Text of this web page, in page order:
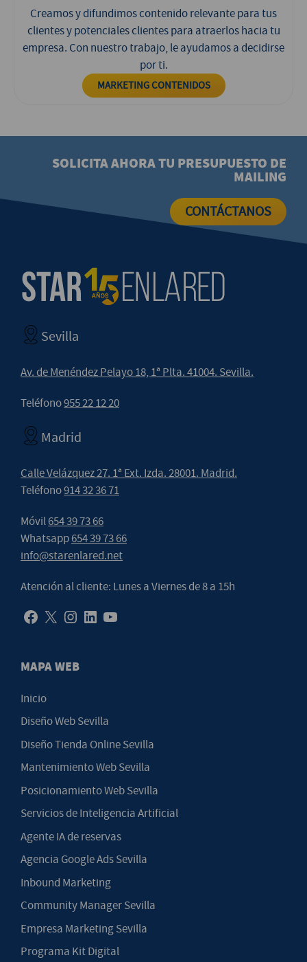
Creamos y difundimos contenido relevante para tus
clientes y potenciales clientes para atraerlos hacia tu
empresa. Con nuestro trabajo, le ayudamos a decidirse
por ti.
MARKETING CONTENIDOS
SOLICITA AHORA TU PRESUPUESTO DE
MAILING
CONTÁCTANOS
Sevilla
Av. de Menéndez Pelayo 18, 1ª Plta. 41004. Sevilla.
Teléfono955 22 12 20
Madrid
Calle Velázquez 27. 1ª Ext. Izda. 28001. Madrid.
Teléfono914 32 36 71
Móvil654 39 73 66
Whatsapp654 39 73 66
info@starenlared.net
Atención al cliente: Lunes a Viernes de 8 a 15h
MAPA WEB
Inicio
Diseño Web Sevilla
Diseño Tienda Online Sevilla
Mantenimiento Web Sevilla
Posicionamiento Web Sevilla
Servicios de Inteligencia Artificial
Agente IA de reservas
Agencia Google Ads Sevilla
Inbound Marketing
Community Manager Sevilla
Empresa Marketing Sevilla
Programa Kit Digital